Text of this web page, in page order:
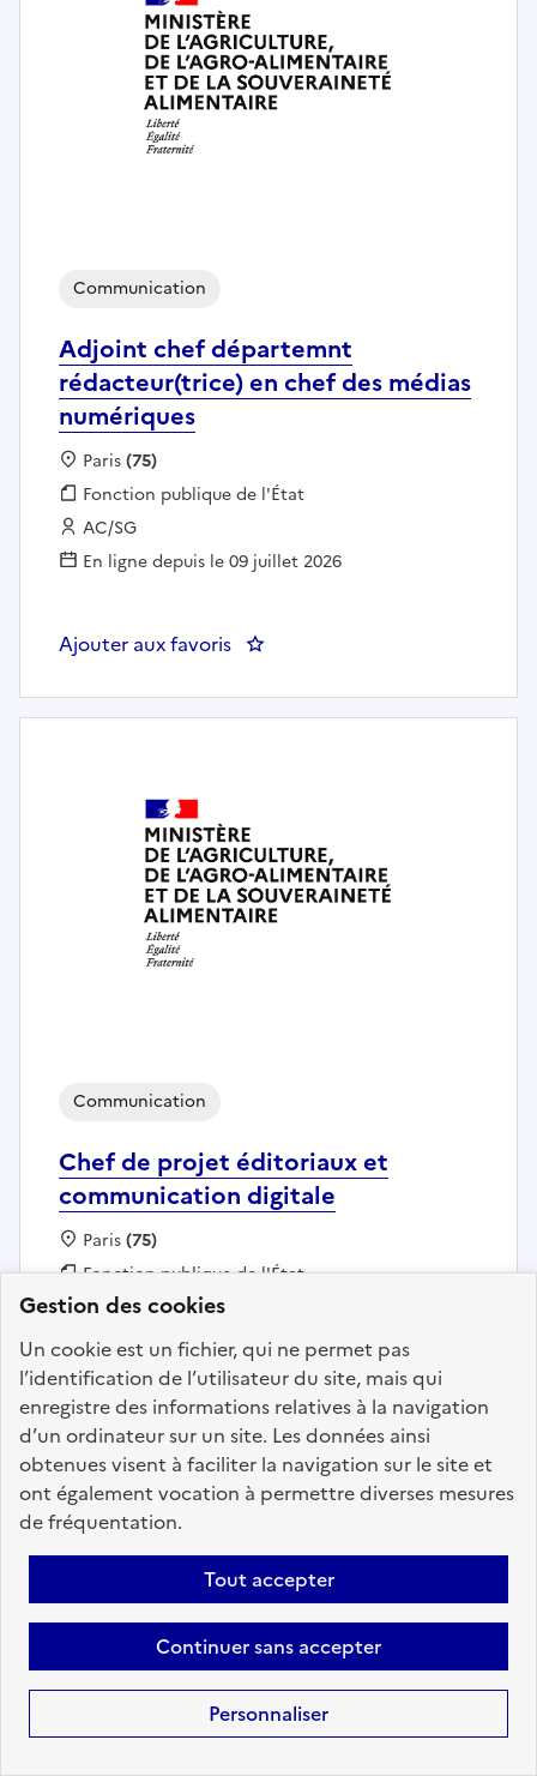
Gestion des cookies
Un cookie est un fichier, qui ne permet pas
l’identification de l’utilisateur du site, mais qui
enregistre des informations relatives à la navigation
d’un ordinateur sur un site. Les données ainsi
obtenues visent à faciliter la navigation sur le site et
ont également vocation à permettre diverses mesures
de fréquentation.
Tout accepter
Continuer sans accepter
Personnaliser
Adjoint chef départemnt
rédacteur(trice) en chef des médias
numériques
Communication
Localisation :
Paris(75)
Fonction publique :
Fonction publique de l'État
Employeur :
AC/SG
En ligne depuis le 09 juillet 2026
Ajouter aux favoris : Adjoint chef départemnt
Chef de projet éditoriaux et
communication digitale
Communication
Localisation :
Paris(75)
Fonction publique :
Fonction publique de l'État
Employeur :
AC/SG
En ligne depuis le 09 juillet 2026
Ajouter aux favoris : Chef de projet éditoriaux et
Précédent
Suivant
Aller à la page